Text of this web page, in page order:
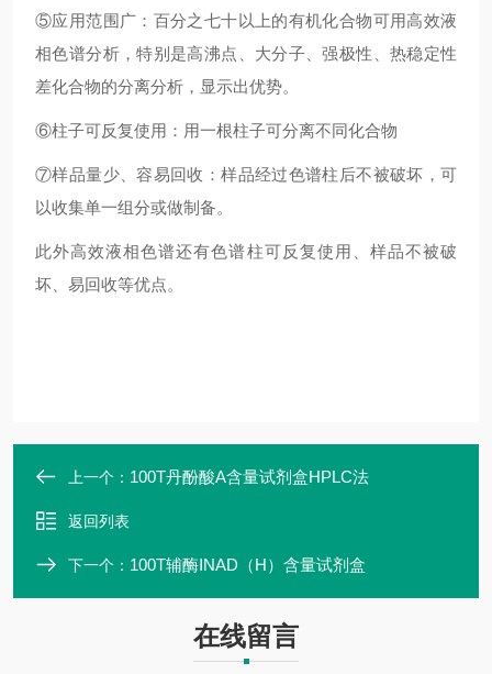
⑤应用范围广：百分之七十以上的有机化合物可用高效液
相色谱分析，特别是高沸点、大分子、强极性、热稳定性
差化合物的分离分析，显示出优势。
⑥柱子可反复使用：用一根柱子可分离不同化合物
⑦样品量少、容易回收：样品经过色谱柱后不被破坏，可
以收集单一组分或做制备。
此外高效液相色谱还有色谱柱可反复使用、样品不被破
坏、易回收等优点。
上一个： 100T丹酚酸A含量试剂盒HPLC法
返回列表
下一个： 100T辅酶ⅠNAD（H）含量试剂盒
在线留言